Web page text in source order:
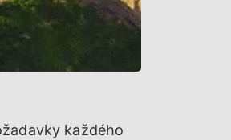
každého